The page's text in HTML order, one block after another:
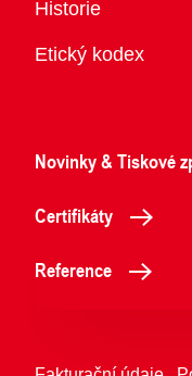
Historie
Etický kodex
Novinky & Tiskové
Certifikáty
Reference